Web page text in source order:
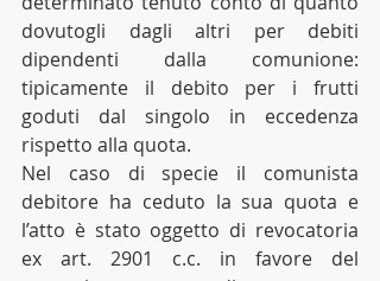
dovutogli dagli altri per debiti
dipendenti dalla comunione:
tipicamente il debito per i frutti
goduti dal singolo in eccedenza
rispetto alla quota.
Nel caso di specie il comunista
debitore ha ceduto la sua quota e
l’atto è stato oggetto di revocatoria
ex art. 2901 c.c. in favore del